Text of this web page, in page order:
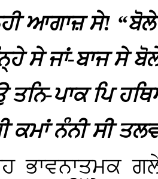
ਆਗਾਜ਼ ਸੇ!
ਸੇ ਜਾਂ-ਬਾਜ ਸੇ
ਪਾਕ ਪਿ
ਕਮਾਂ ਨੰਨੀ ਸੀ
ਭਾਵਨਾਤਮਕ